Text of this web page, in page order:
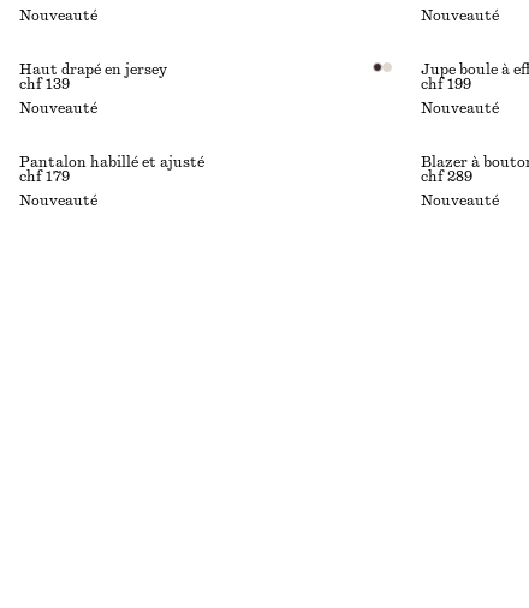
Nouveauté
Nouveauté
Haut drapé en jersey
chf 139
Nouveauté
Jupe boule à
chf 199
Nouveauté
Pantalon habillé et ajusté
chf 179
Nouveauté
Blazer à
chf 289
Nouveauté